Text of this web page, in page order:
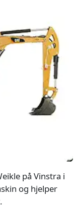
på Vinstra i
og hjelper